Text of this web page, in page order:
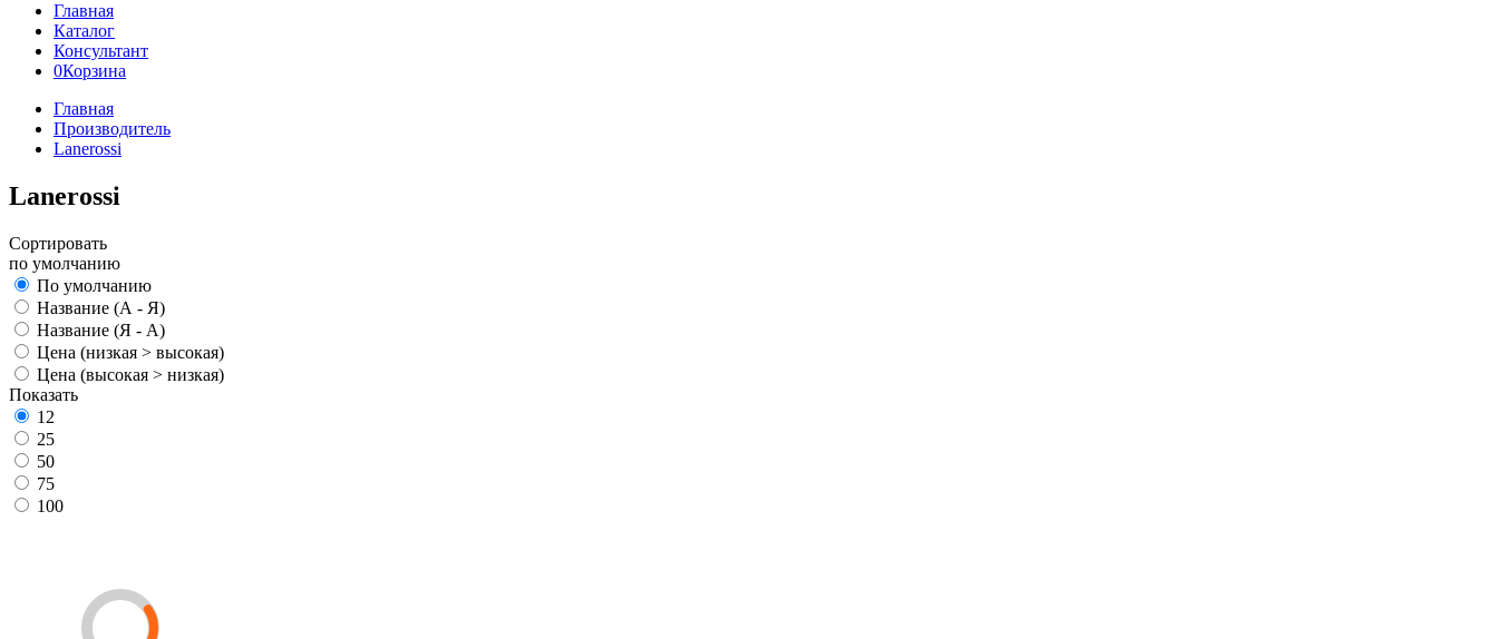
Главная
Каталог
Консультант
0Корзина
Главная
Производитель
Lanerossi
Lanerossi
Сортировать
по умолчанию
По умолчанию
Название (А - Я)
Название (Я - А)
Цена (низкая > высокая)
Цена (высокая > низкая)
Показать
12
25
50
75
100